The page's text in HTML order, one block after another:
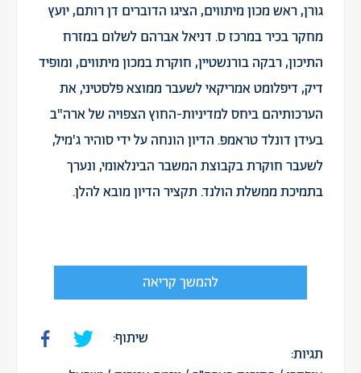
גורן, ראש מכון מיתווים, הציגו הדוברים דן רותם, יועץ
מחקר בכיר במרכז ס. דניאל אברהם לשלום במזרח
התיכון, רבקה בורנשטיין, חוקרת במכון מיתווים, ומופיד
דיק, דיפלומט אמריקאי לשעבר ממוצא פלסטיני, את
הערכותיהם ביחס למדיניות-החוץ הצפויה של ארה"ב
בעידן דונלד טראמפ. הדיון הונחה על ידי סוהיר ג'מיל,
לשעבר חוקרת בקבוצת המשבר הבינלאומי, ונערך
בתמיכת ממשלת הולנד. תקציר הדיון מובא להלן.
להמשך קריאה
שיתוף:
תגיות: